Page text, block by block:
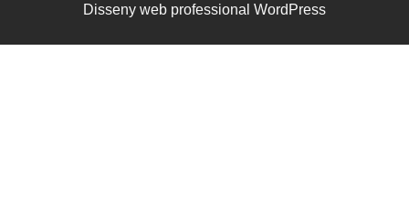
Disseny web professional WordPress